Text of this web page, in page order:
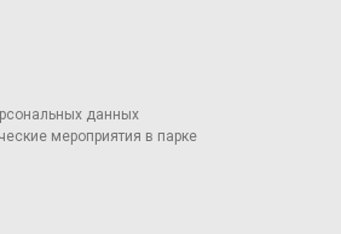
данных
мероприятия в парке